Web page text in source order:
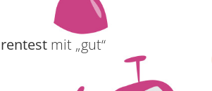
mit „gut“